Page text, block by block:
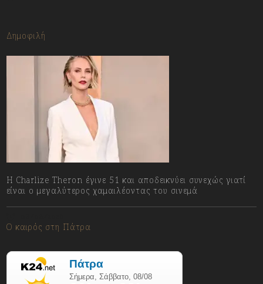
Δημοφιλή
Η Charlize Theron έγινε 51 και αποδεικνύει συνεχώς γιατί
είναι ο μεγαλύτερος χαμαιλέοντας του σινεμά
Ο καιρός στη Πάτρα